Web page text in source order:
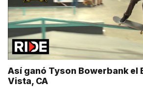
Así ganó Tyson Bowerbank el
Vista, CA